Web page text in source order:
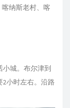
纳斯老村、喀
小城。布尔津到
2小时左右。沿路